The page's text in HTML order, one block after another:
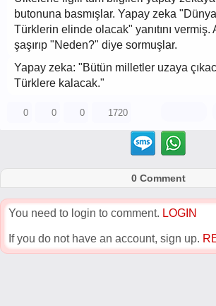
butonuna basmışlar. Yapay zeka
Türklerin elinde olacak" yanıtını vermiş.
şaşırıp "Neden?" diye sormuşlar.
Yapay zeka: "Bütün milletler uzaya
Türklere kalacak."
0 0 0 1720
0 Comment
You need to login to comment. LOGIN
If you do not have an account, sign up.